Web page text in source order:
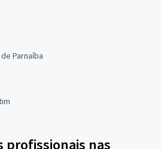
Parnaíba
profissionais nas